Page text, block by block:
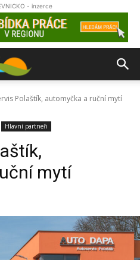
- inzerce
Polaštík, automyčka a ruční mytí
Hlavní partneři
mytí